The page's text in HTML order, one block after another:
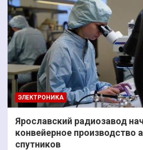
ЭЛЕКТРОНИКА
Ярославский радиозавод
конвейерное производство
спутников